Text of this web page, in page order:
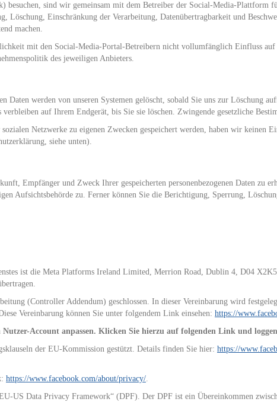
sind wir gemeinsam mit dem Betreiber der Social-Media-Plattform
Einschränkung der Verarbeitung, Datenübertragbarkeit und
machen.
mit den Social-Media-Portal-Betreibern nicht vollumfänglich Einfluss
des jeweiligen Anbieters.
Daten werden von unseren Systemen gelöscht, sobald Sie uns zur
auf Ihrem Endgerät, bis Sie sie löschen. Zwingende gesetzliche
Netzwerke zu eigenen Zwecken gespeichert werden, haben wir
siehe unten).
Empfänger und Zweck Ihrer gespeicherten personenbezogenen Daten zu
Aufsichtsbehörde zu. Ferner können Sie die Berichtigung, Sperrung,
ist die Meta Platforms Ireland Limited, Merrion Road, Dublin 4, D04
(Controller Addendum) geschlossen. In dieser Vereinbarung wird
Vereinbarung können Sie unter folgendem Link einsehen: https://
Account anpassen. Klicken Sie hierzu auf folgenden Link und
der EU-Kommission gestützt. Details finden Sie hier: https://
https://www.facebook.com/about/privacy/.
US Data Privacy Framework“ (DPF). Der DPF ist ein Übereinkommen